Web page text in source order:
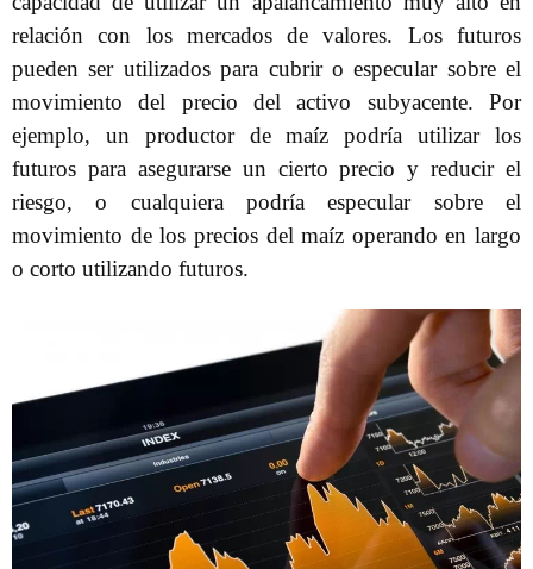
relación con los mercados de valores. Los futuros
pueden ser utilizados para cubrir o especular sobre el
movimiento del precio del activo subyacente. Por
ejemplo, un productor de maíz podría utilizar los
futuros para asegurarse un cierto precio y reducir el
riesgo, o cualquiera podría especular sobre el
movimiento de los precios del maíz operando en largo
o corto utilizando futuros.